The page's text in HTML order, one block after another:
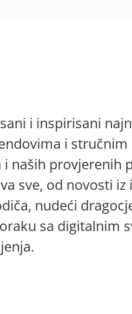
i inspirisani
i stručnim
naših provjerenih
sve, od novosti
nudeći
sa digitalnim